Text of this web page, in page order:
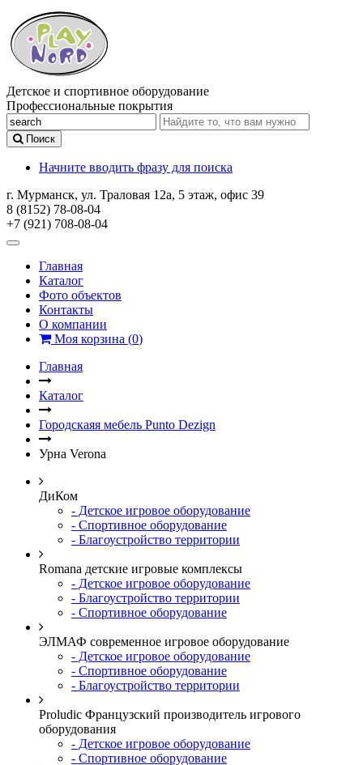
Детское и спортивное оборудование
Профессиональные покрытия
Поиск
Начните вводить фразу для поиска
г. Мурманск, ул. Траловая 12а, 5 этаж, офис 39
8 (8152) 78-08-04
+7 (921) 708-08-04
Главная
Каталог
Фото объектов
Контакты
О компании
Моя корзина (0)
Главная
Каталог
Городскаяя мебель Punto Dezign
Урна Verona
ДиКом
- Детское игровое оборудование
- Спортивное оборудование
- Благоустройство территории
Romana детские игровые комплексы
- Детское игровое оборудование
- Благоустройство территории
- Спортивное оборудование
ЭЛМАФ современное игровое оборудование
- Детское игровое оборудование
- Спортивное оборудование
- Благоустройство территории
Proludic Французский производитель игрового
оборудования
- Детское игровое оборудование
- Спортивное оборудование